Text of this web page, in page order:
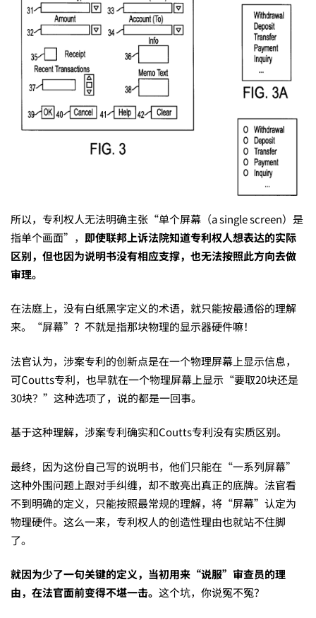
所以，专利权人无法明确主张“单个屏幕（a single screen）是
指单个画面”， 即使联邦上诉法院知道专利权人想表达的实际
区别，但也因为说明书没有相应支撑，也无法按照此方向去做
审理。
在法庭上，没有白纸黑字定义的术语，就只能按最通俗的理解
来。“屏幕”？不就是指那块物理的显示器硬件嘛！
法官认为，涉案专利的创新点是在一个物理屏幕上显示信息，
可Coutts专利，也早就在一个物理屏幕上显示“要取20块还是
30块？”这种选项了，说的都是一回事。
基于这种理解，涉案专利确实和Coutts专利没有实质区别。
最终，因为这份自己写的说明书，他们只能在“一系列屏幕”
这种外围问题上跟对手纠缠，却不敢亮出真正的底牌。法官看
不到明确的定义，只能按照最常规的理解，将“屏幕”认定为
物理硬件。这么一来，专利权人的创造性理由也就站不住脚
了。
就因为少了一句关键的定义，当初用来“说服”审查员的理
由，在法官面前变得不堪一击。 这个坑，你说冤不冤？